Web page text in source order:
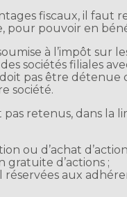
fiscaux, il faut
pour pouvoir en
à l’impôt sur
sociétés filiales
pas être détenue
société.
retenus, dans la
ou d’achat
gratuite d’actions ;
réservées aux